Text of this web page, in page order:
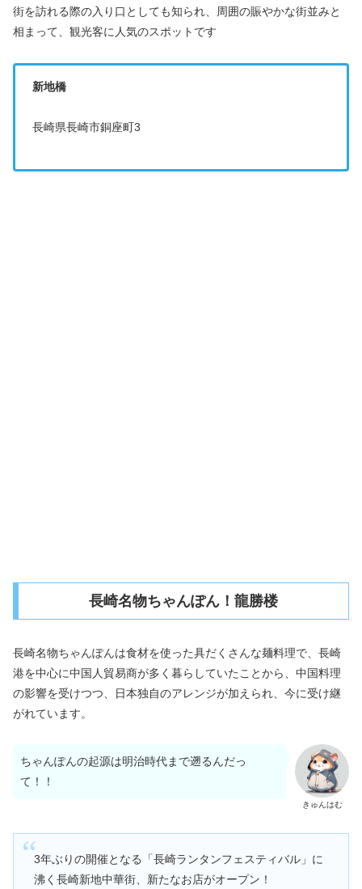
街を訪れる際の入り口としても知られ、周囲の賑やかな街並みと
相まって、観光客に人気のスポットです
新地橋
長崎県長崎市銅座町3
長崎名物ちゃんぽん！龍勝楼
長崎名物ちゃんぽんは食材を使った具だくさんな麺料理で、長崎
港を中心に中国人貿易商が多く暮らしていたことから、中国料理
の影響を受けつつ、日本独自のアレンジが加えられ、今に受け継
がれています。
きゅんはむ
ちゃんぽんの起源は明治時代まで遡るんだっ
て！！
3年ぶりの開催となる「長崎ランタンフェスティバル」に
沸く長崎新地中華街、新たなお店がオープン！⁡